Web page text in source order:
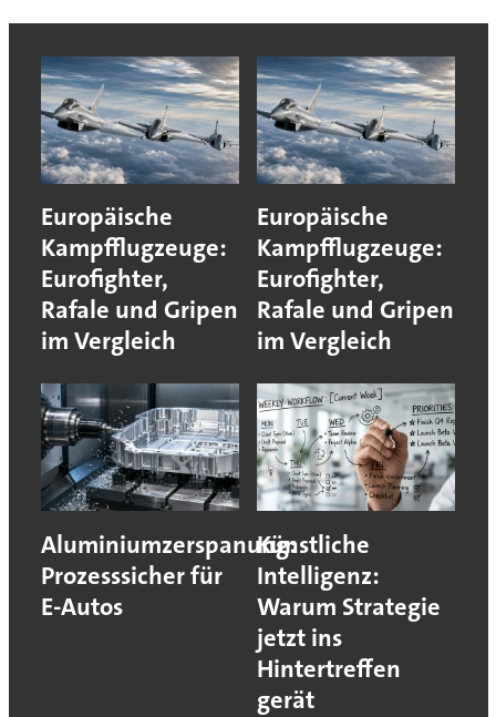
Europäische
Kampfflugzeuge:
Eurofighter,
Rafale und Gripen
im Vergleich
Europäische
Kampfflugzeuge:
Eurofighter,
Rafale und Gripen
im Vergleich
Aluminiumzerspanung:
Prozesssicher für
E-Autos
Künstliche
Intelligenz:
Warum Strategie
jetzt ins
Hintertreffen
gerät